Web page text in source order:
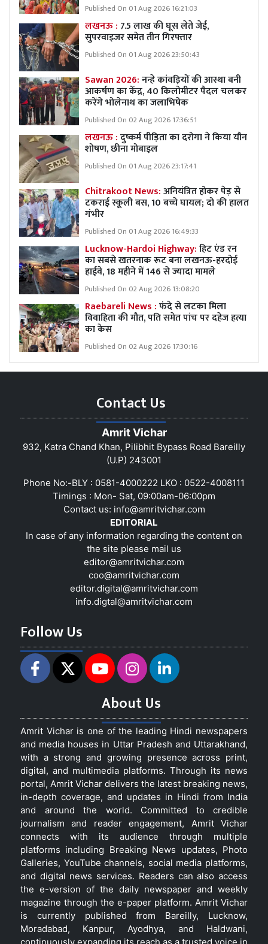
Published On 01 Aug 2026 16:21:03
लखनऊ : 7.5 लाख की घूस लेते जेई,
सुपरवाइजर समेत तीन गिरफ्तार
Published On 01 Aug 2026 23:50:43
Sawan 2026:नन्हे कांवड़ियों की आस्था बनी
आकर्षण का केंद्र, 40 किलोमीटर पैदल चलकर
करेंगे भोलेनाथ का जलाभिषेक
Published On 02 Aug 2026 17:36:51
लखनऊ :दुष्कर्म पीड़िता का दरोगा ने किया यौन
शोषण, छीना मोबाइल
Published On 01 Aug 2026 23:17:41
Chitrakoot News:अनियंत्रित होकर पेड़ से
टकराई स्कूली बस, 10 बच्चे घायल; दो की हालत
गंभीर
Published On 01 Aug 2026 16:49:33
Lucknow-Hardoi Highway:हिट एंड रन
का सबसे खतरनाक रूट बना लखनऊ-हरदोई
हाईवे, 18 महीने में 146 से ज्यादा मामले
Published On 02 Aug 2026 13:08:20
Raebareli News :फंदे से लटका मिला
विवाहिता की मौत, पति समेत पांच पर दहेज हत्या
का केस
Published On 02 Aug 2026 17:30:16
Contact Us
Amrit Vichar
932, Katra Chand Khan, Pilibhit Bypass Road Bareilly
(U.P) 243001
Phone No:-BLY : 0581-4000222 LKO : 0522-4008111
Timings : Mon- Sat, 09:00am-06:00pm
Contact us: info@amritvichar.com
EDITORIAL
In case of any information regarding the content on
the site please mail us
editor@amritvichar.com
coo@amritvichar.com
editor.digital@amritvichar.com
info.digtal@amritvichar.com
Follow Us
About Us
Amrit Vichar is one of the leading Hindi newspapers
and media houses in Uttar Pradesh and Uttarakhand,
with a strong and growing presence across print,
digital, and multimedia platforms. Through its news
portal, Amrit Vichar delivers the latest breaking news,
in-depth coverage, and updates in Hindi from India
and around the world. Committed to credible
journalism and reader engagement, Amrit Vichar
connects with its audience through multiple
platforms including Breaking News updates, Photo
Galleries, YouTube channels, social media platforms,
and digital news services. Readers can also access
the e-version of the daily newspaper and weekly
magazine through the e-paper platform. Amrit Vichar
is currently published from Bareilly, Lucknow,
Moradabad, Kanpur, Ayodhya, and Haldwani,
continuously expanding its reach as a trusted voice in